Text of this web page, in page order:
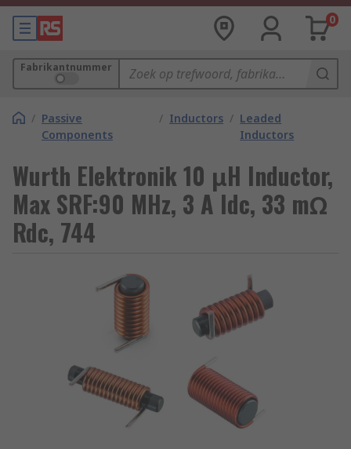
0
Fabrikantnummer
/ Passive
Components
/ Inductors / Leaded
Inductors
Wurth Elektronik 10 μH Inductor,
Max SRF:90 MHz, 3 A Idc, 33 mΩ
Rdc, 744